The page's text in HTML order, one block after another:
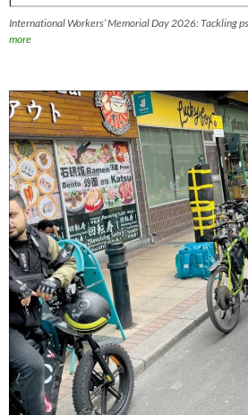
International Workers’ Memorial Day 2026: Tackling
more